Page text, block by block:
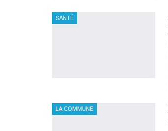
SANTÉ
LA COMMUNE